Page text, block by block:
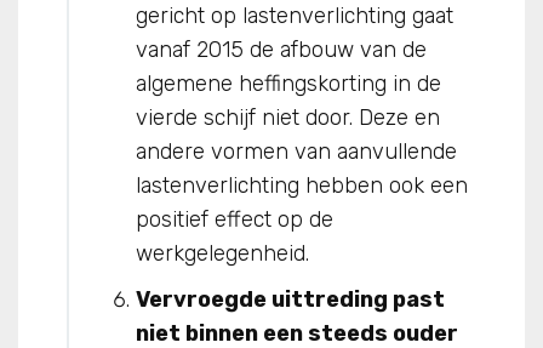
gericht op lastenverlichting gaat
vanaf 2015 de afbouw van de
algemene heffingskorting in de
vierde schijf niet door. Deze en
andere vormen van aanvullende
lastenverlichting hebben ook een
positief effect op de
werkgelegenheid.
Vervroegde uittreding past
niet binnen een steeds ouder